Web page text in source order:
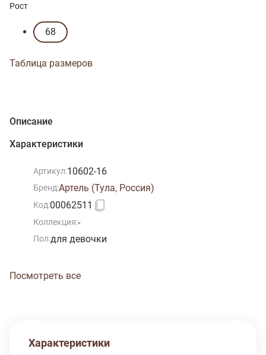
Рост
68
Таблица размеров
Описание
Характеристики
Артикул:10602-16
Бренд:Артель (Тула, Россия)
Код:00062511
Коллекция:-
Пол:для девочки
Посмотреть все
Характеристики